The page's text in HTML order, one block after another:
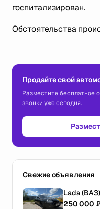
госпитализирован.
Обстоятельства
Продайте свой
Разместите бесплатное
звонки уже сегодня.
Свежие объявления
Lada
250 000